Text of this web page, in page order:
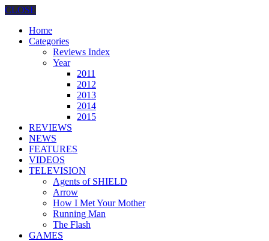
CLOSE
Home
Categories
Reviews Index
Year
2011
2012
2013
2014
2015
REVIEWS
NEWS
FEATURES
VIDEOS
TELEVISION
Agents of SHIELD
Arrow
How I Met Your Mother
Running Man
The Flash
GAMES